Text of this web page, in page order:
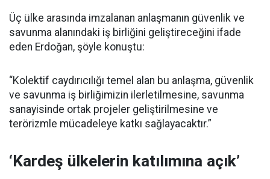
Üç ülke arasında imzalanan anlaşmanın güvenlik ve
savunma alanındaki iş birliğini geliştireceğini ifade
eden Erdoğan, şöyle konuştu:
“Kolektif caydırıcılığı temel alan bu anlaşma, güvenlik
ve savunma iş birliğimizin ilerletilmesine, savunma
sanayisinde ortak projeler geliştirilmesine ve
terörizmle mücadeleye katkı sağlayacaktır.”
‘Kardeş ülkelerin katılımına açık’